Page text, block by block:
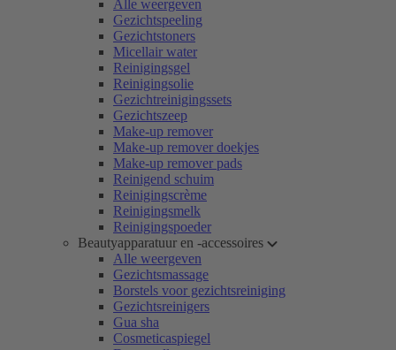
Alle weergeven
Gezichtspeeling
Gezichtstoners
Micellair water
Reinigingsgel
Reinigingsolie
Gezichtreinigingssets
Gezichtszeep
Make-up remover
Make-up remover doekjes
Make-up remover pads
Reinigend schuim
Reinigingscrème
Reinigingsmelk
Reinigingspoeder
Beautyapparatuur en -accessoires
Alle weergeven
Gezichtsmassage
Borstels voor gezichtsreiniging
Gezichtsreinigers
Gua sha
Cosmeticaspiegel